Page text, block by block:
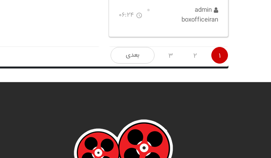
admin
boxofficeiran
06:24
صفحه‌بندی
نوشته‌ها
1
2
3 بعدی